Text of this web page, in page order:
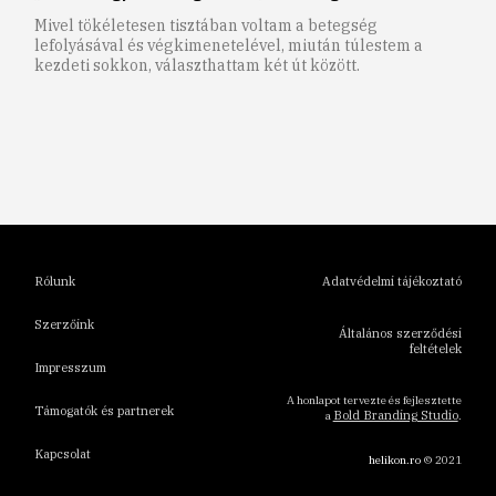
Mivel tökéletesen tisztában voltam a betegség
lefolyásával és végkimenetelével, miután túlestem a
kezdeti sokkon, választhattam két út között.
Rólunk
Szerzőink
Impresszum
Támogatók és partnerek
Kapcsolat
Adatvédelmi tájékoztató
Általános szerződési
feltételek
A honlapot tervezte és fejlesztette
a Bold Branding Studio.
helikon.ro© 2021